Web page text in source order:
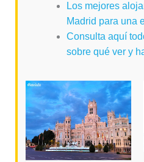
Los mejores
Madrid para una
Consulta aquí
sobre qué ver y